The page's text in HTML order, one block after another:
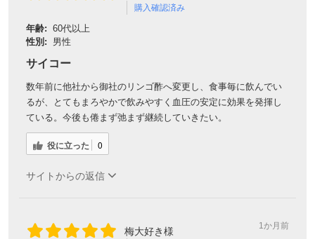
購入確認済み
年齢: 60代以上
性別:
男性
サイコー
数年前に他社から御社のリンゴ酢へ変更し、食事毎に飲んでい
るが、とてもまろやかで飲みやすく血圧の安定に効果を発揮し
ている。今後も倦まず弛まず継続していきたい。
役に立った 0
サイトからの返信
梅大好き様 1か月前